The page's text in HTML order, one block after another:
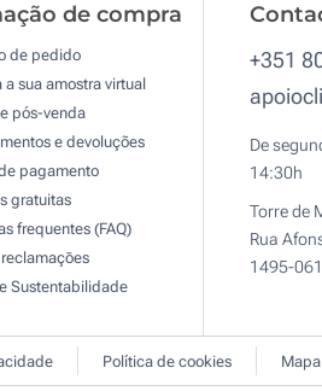
de compra
de pedido
a sua amostra virtual
pós-venda
e devoluções
pagamento
gratuitas
frequentes (FAQ)
Sustentabilidade
+351
De
14:30h
Torre de
Rua
1495-
Política de cookies